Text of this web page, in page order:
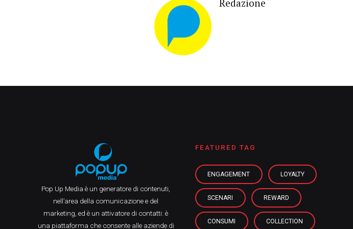
Redazione
Pop Up Media è un generatore di contenuti,
nell’area della comunicazione e del
marketing, ed è un attivatore di contatti: è
una piattaforma che consente alle aziende di
FEATURED TAG
ENGAGEMENT LOYALTY
SCENARI REWARD
CONSUMI COLLECTION